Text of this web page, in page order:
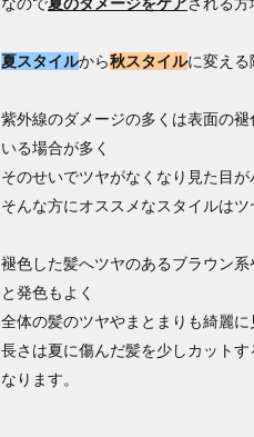
夏スタイルから秋スタイルに変える
紫外線のダメージの多くは表面の
いる場合が多く
そのせいでツヤがなくなり見た目が
そんな方にオススメなスタイルはツ
褪色した髪へツヤのあるブラウン
と発色もよく
全体の髪のツヤやまとまりも綺麗
長さは夏に傷んだ髪を少しカット
なります。